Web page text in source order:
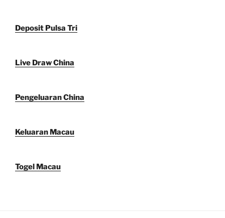
Deposit Pulsa Tri
Live Draw China
Pengeluaran China
Keluaran Macau
Togel Macau